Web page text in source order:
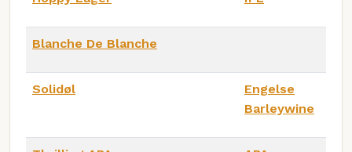
Blanche De Blanche
Solidøl
Engelse
Barleywine